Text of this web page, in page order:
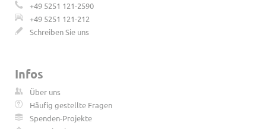
+49 5251 121-2590
+49 5251 121-212
Schreiben Sie uns
Infos
Über uns
Häufig gestellte Fragen
Spenden-Projekte